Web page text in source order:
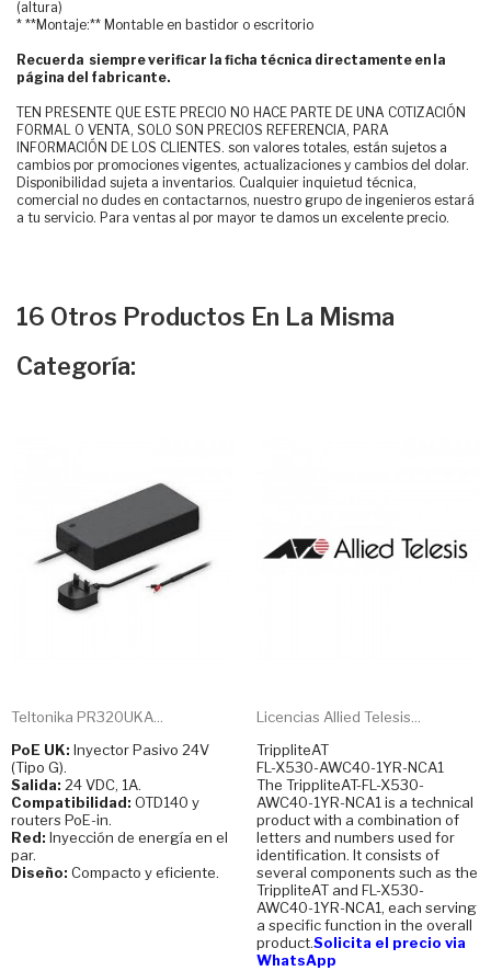
(altura)
* **Montaje:** Montable en bastidor o escritorio
Recuerda siempre verificar la ficha técnica directamente en la
página del fabricante.
TEN PRESENTE QUE ESTE PRECIO NO HACE PARTE DE UNA COTIZACIÓN
FORMAL O VENTA, SOLO SON PRECIOS REFERENCIA, PARA
INFORMACIÓN DE LOS CLIENTES. son valores totales, están sujetos a
cambios por promociones vigentes, actualizaciones y cambios del dolar.
Disponibilidad sujeta a inventarios. Cualquier inquietud técnica,
comercial no dudes en contactarnos, nuestro grupo de ingenieros estará
a tu servicio. Para ventas al por mayor te damos un excelente precio.
16 Otros Productos En La Misma
Categoría:
Teltonika PR320UKA...
PoE UK: Inyector Pasivo 24V
(Tipo G).
Salida: 24 VDC, 1A.
Compatibilidad: OTD140 y
routers PoE-in.
Red: Inyección de energía en el
par.
Diseño: Compacto y eficiente.
Licencias Allied Telesis...
TrippliteAT
FL-X530-AWC40-1YR-NCA1
The TrippliteAT-FL-X530-
AWC40-1YR-NCA1 is a technical
product with a combination of
letters and numbers used for
identification. It consists of
several components such as the
TrippliteAT and FL-X530-
AWC40-1YR-NCA1, each serving
a specific function in the overall
product.Solicita el precio via
WhatsApp